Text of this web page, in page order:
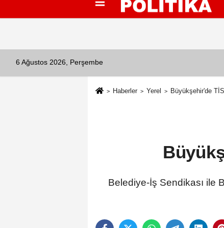
İletişim Çerez Politikası
6 Ağustos 2026, Perşembe
Haberler Yerel Büyükşehir'de
Belediye-İş Sendikası ile